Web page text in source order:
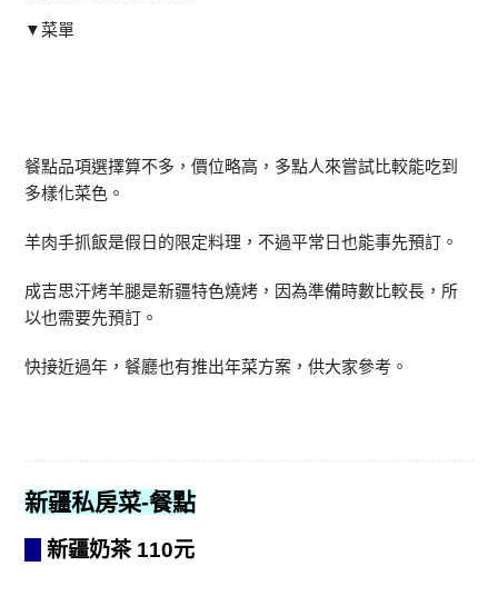
▼菜單
餐點品項選擇算不多，價位略高，多點人來嘗試比較能吃到
多樣化菜色。
羊肉手抓飯是假日的限定料理，不過平常日也能事先預訂。
成吉思汗烤羊腿是新疆特色燒烤，因為準備時數比較長，所
以也需要先預訂。
快接近過年，餐廳也有推出年菜方案，供大家參考。
新疆私房菜-餐點
新疆奶茶 110元